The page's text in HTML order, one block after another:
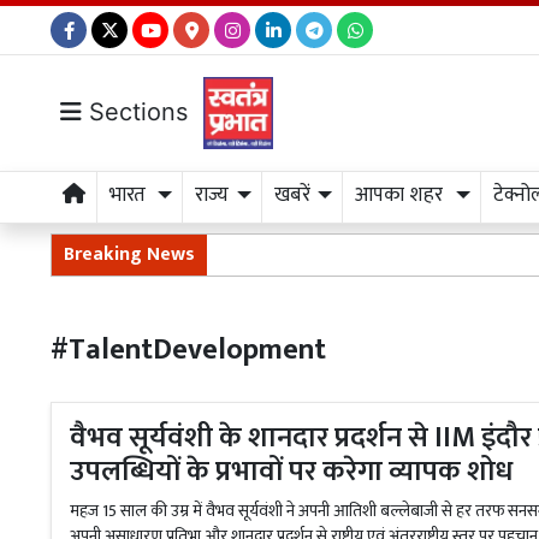
Sections
भारत राज्य खबरें आपका शहर
Breaking News
#TalentDevelopment
वैभव सूर्यवंशी के शानदार प्रदर्शन से IIM
उपलब्धियों के प्रभावों पर करेगा व्यापक शोध
महज 15 साल की उम्र में वैभव सूर्यवंशी ने अपनी आतिशी बल्लेबाजी से हर तरफ